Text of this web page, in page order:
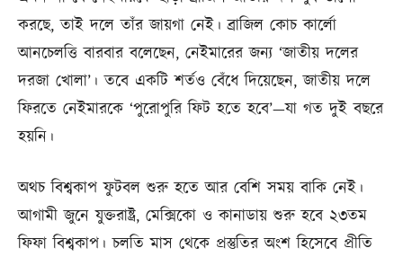
করছে, তাই দলে তাঁর জায়গা নেই। ব্রাজিল কোচ কার্লো
আনচেলত্তি বারবার বলেছেন, নেইমারের জন্য ‘জাতীয় দলের
দরজা খোলা’। তবে একটি শর্তও বেঁধে দিয়েছেন, জাতীয় দলে
ফিরতে নেইমারকে ‘পুরোপুরি ফিট হতে হবে’—যা গত দুই বছরে
হয়নি।
অথচ বিশ্বকাপ ফুটবল শুরু হতে আর বেশি সময় বাকি নেই।
আগামী জুনে যুক্তরাষ্ট্র, মেক্সিকো ও কানাডায় শুরু হবে ২৩তম
ফিফা বিশ্বকাপ। চলতি মাস থেকে প্রস্তুতির অংশ হিসেবে প্রীতি